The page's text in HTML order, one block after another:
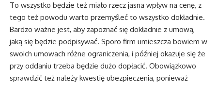
To wszystko będzie też miało rzecz jasna wpływ na cenę, z
tego też powodu warto przemyśleć to wszystko dokładnie.
Bardzo ważne jest, aby zapoznać się dokładnie z umową,
jaką się będzie podpisywać. Sporo firm umieszcza bowiem w
swoich umowach różne ograniczenia, i później okazuje się że
przy oddaniu trzeba będzie dużo dopłacić. Obowiązkowo
sprawdzić też należy kwestię ubezpieczenia, ponieważ